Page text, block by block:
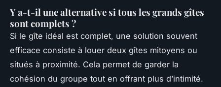
Y a-t-il une alternative si tous les grands gîtes
sont complets ?
Si le gîte idéal est complet, une solution souvent
efficace consiste à louer deux gîtes mitoyens ou
situés à proximité. Cela permet de garder la
cohésion du groupe tout en offrant plus d’intimité.